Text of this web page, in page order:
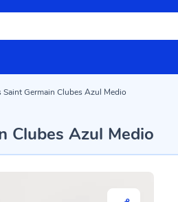
Germain Clubes Azul Medio
Clubes Azul Medio